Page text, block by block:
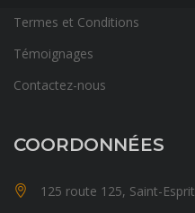
Termes et Conditions
Témoignages
Contactez-nous
COORDONNÉES
125 route 125, Saint-Esprit